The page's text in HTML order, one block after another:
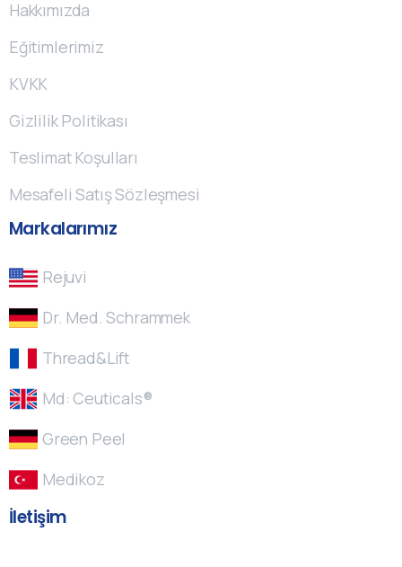
Hakkımızda
Eğitimlerimiz
KVKK
Gizlilik Politikası
Teslimat Koşulları
Mesafeli Satış Sözleşmesi
Markalarımız
Rejuvi
Dr. Med. Schrammek
Thread&Lift
Md: Ceuticals®
Green Peel
Medikoz
İletişim